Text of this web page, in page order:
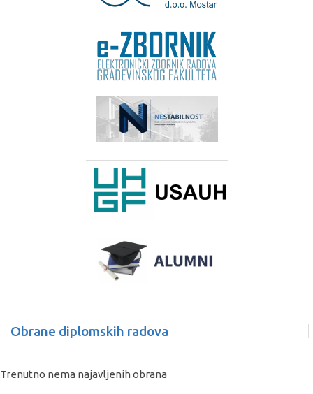
Obrane diplomskih radova
Trenutno nema najavljenih obrana